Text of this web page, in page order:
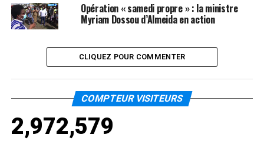
Opération « samedi propre » : la ministre
Myriam Dossou d’Almeida en action
CLIQUEZ POUR COMMENTER
COMPTEUR VISITEURS
2,972,579